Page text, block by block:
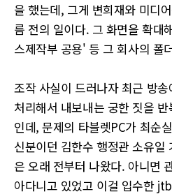
을 했는데, 그게 변희재와 미디
름 전의 일이다. 그 화면을 확
스제작부 공용' 등 그 회사의 폴
조작 사실이 드러나자 최근 방
처리해서 내보내는 궁한 짓을
인데, 문제의 타블렛PC가 최순
신분이던 김한수 행정관 소유일
은 오래 전부터 나왔다. 아니면
아다니고 있었고 이걸 입수한